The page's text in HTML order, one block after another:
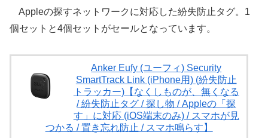
Appleの探すネットワークに対応した紛失防止タグ。1
個セットと4個セットがセールとなっています。
Anker Eufy (ユーフィ) Security
SmartTrack Link (iPhone用) (紛失防止
トラッカー)【なくしものが、無くなる
/ 紛失防止タグ / 探し物 / Appleの「探
す」に対応 (iOS端末のみ) / スマホが見
つかる / 置き忘れ防止 / スマホ鳴らす】